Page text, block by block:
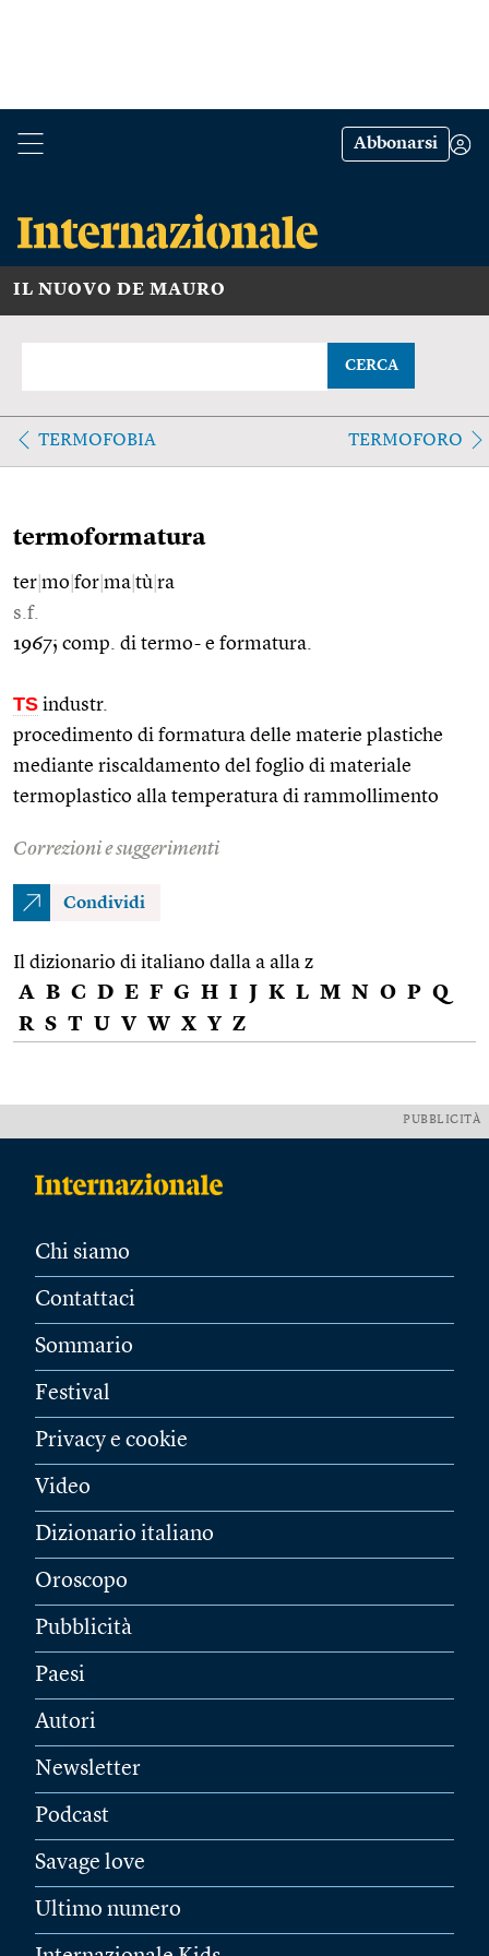
Abbonarsi
IL NUOVO DE MAURO
CERCA
TERMOFOBIA TERMOFORO
termoformatura
ter mo for ma tù ra
s.f.
1967; comp. di termo- e formatura.
TS industr.
procedimento di formatura delle materie plastiche
mediante riscaldamento del foglio di materiale
termoplastico alla temperatura di rammollimento
Correzioni e suggerimenti
Condividi
Il dizionario di italiano dalla a alla z
A B C D E F G H I J K L M N O P Q
R S T U V W X Y Z
PUBBLICITÀ
Chi siamo
Contattaci
Sommario
Festival
Privacy e cookie
Video
Dizionario italiano
Oroscopo
Pubblicità
Paesi
Autori
Newsletter
Podcast
Savage love
Ultimo numero